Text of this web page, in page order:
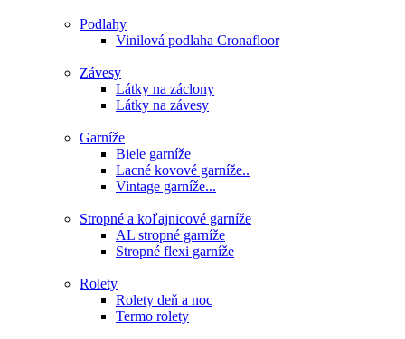
Podlahy
Vinilová podlaha Cronafloor
Závesy
Látky na záclony
Látky na závesy
Garníže
Biele garníže
Lacné kovové garníže..
Vintage garníže...
Stropné a koľajnicové garníže
AL stropné garníže
Stropné flexi garníže
Rolety
Rolety deň a noc
Termo rolety